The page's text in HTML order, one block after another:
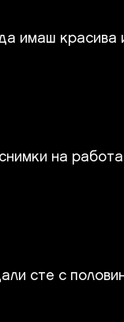
имаш
на
сте с